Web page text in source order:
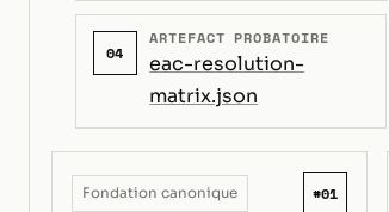
04
ARTEFACT PROBATOIRE
eac-resolution-
matrix.json
Fondation canonique #01